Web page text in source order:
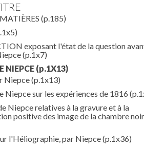
(p.185)
exposant l'état de la question
(p.1x7)
NIEPCE (p.1X13)
Niepce(p.1x13)
Niepce sur les expériences de 1816
Niepce relatives à la gravure et à la
positive des image de la chambre
l'Héliographie, par Niepce(p.1x36)